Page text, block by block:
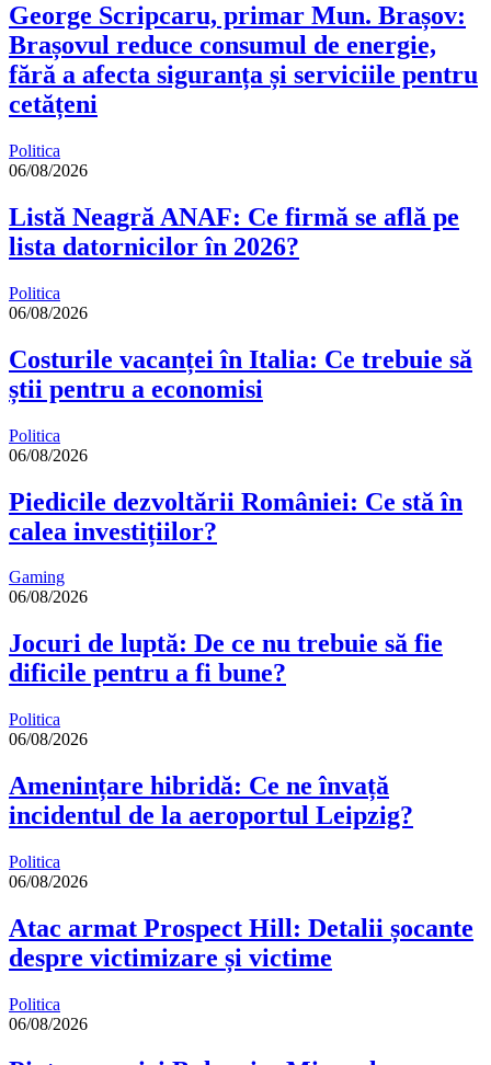
George Scripcaru, primar Mun. Brașov:
Brașovul reduce consumul de energie,
fără a afecta siguranța și serviciile pentru
cetățeni
Politica
06/08/2026
Listă Neagră ANAF: Ce firmă se află pe
lista datornicilor în 2026?
Politica
06/08/2026
Costurile vacanței în Italia: Ce trebuie să
știi pentru a economisi
Politica
06/08/2026
Piedicile dezvoltării României: Ce stă în
calea investițiilor?
Gaming
06/08/2026
Jocuri de luptă: De ce nu trebuie să fie
dificile pentru a fi bune?
Politica
06/08/2026
Amenințare hibridă: Ce ne învață
incidentul de la aeroportul Leipzig?
Politica
06/08/2026
Atac armat Prospect Hill: Detalii șocante
despre victimizare și victime
Politica
06/08/2026